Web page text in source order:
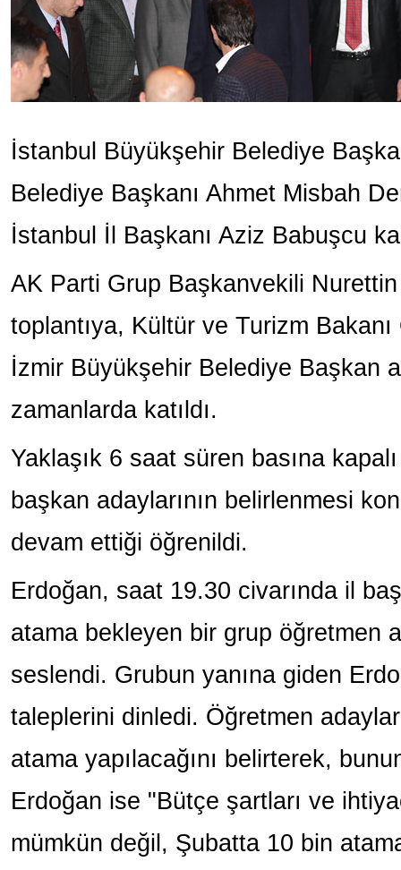
İstanbul Büyükşehir Belediye
Belediye Başkanı Ahmet Misbah
İstanbul İl Başkanı Aziz Babuşcu
AK Parti Grup Başkanvekili Nurettin
toplantıya, Kültür ve Turizm
İzmir Büyükşehir Belediye Başkan
zamanlarda katıldı.
Yaklaşık 6 saat süren basına
başkan adaylarının belirlenmesi
devam ettiği öğrenildi.
Erdoğan, saat 19.30 civarında il
atama bekleyen bir grup öğretmen
seslendi. Grubun yanına giden
taleplerini dinledi. Öğretmen
atama yapılacağını belirterek,
Erdoğan ise "Bütçe şartları ve
mümkün değil, Şubatta 10 bin